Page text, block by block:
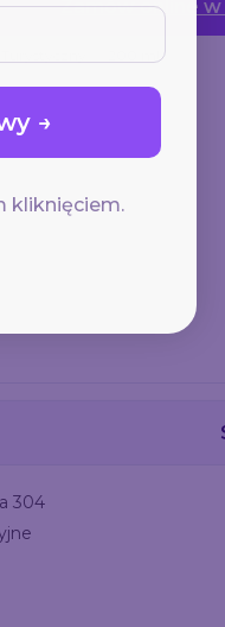
Zamów online
304
→
kliknięciem.